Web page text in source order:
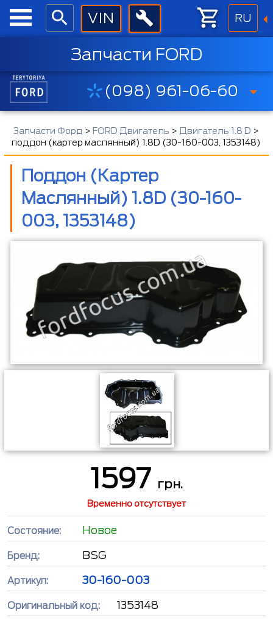
RU
Запчасти FORD
(098) 961-06-60
Запчасти Форд > FORD Двигатель > Двигатель 1.8 D >
поддон (картер маслянный) 1.8D (30-160-003, 1353148)
Поддон (картер
Маслянный) 1.8D (30-160-
003, 1353148)
1597 грн.
Временно отсутствует
Состояние: Новое
Бренд: BSG
Артикул: 30-160-003
Оригинальный код: 1353148